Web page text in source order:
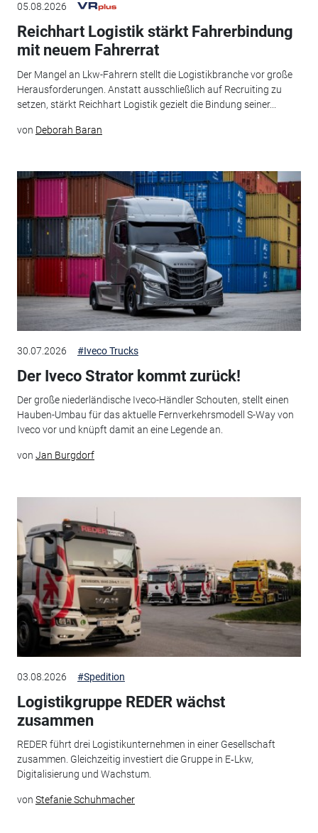
05.08.2026
Reichhart Logistik stärkt Fahrerbindung
mit neuem Fahrerrat
Der Mangel an Lkw-Fahrern stellt die Logistikbranche vor große
Herausforderungen. Anstatt ausschließlich auf Recruiting zu
setzen, stärkt Reichhart Logistik gezielt die Bindung seiner...
von Deborah Baran
30.07.2026 #Iveco Trucks
Der Iveco Strator kommt zurück!
Der große niederländische Iveco-Händler Schouten, stellt einen
Hauben-Umbau für das aktuelle Fernverkehrsmodell S-Way von
Iveco vor und knüpft damit an eine Legende an.
von Jan Burgdorf
03.08.2026 #Spedition
Logistikgruppe REDER wächst
zusammen
REDER führt drei Logistikunternehmen in einer Gesellschaft
zusammen. Gleichzeitig investiert die Gruppe in E‑Lkw,
Digitalisierung und Wachstum.
von Stefanie Schuhmacher